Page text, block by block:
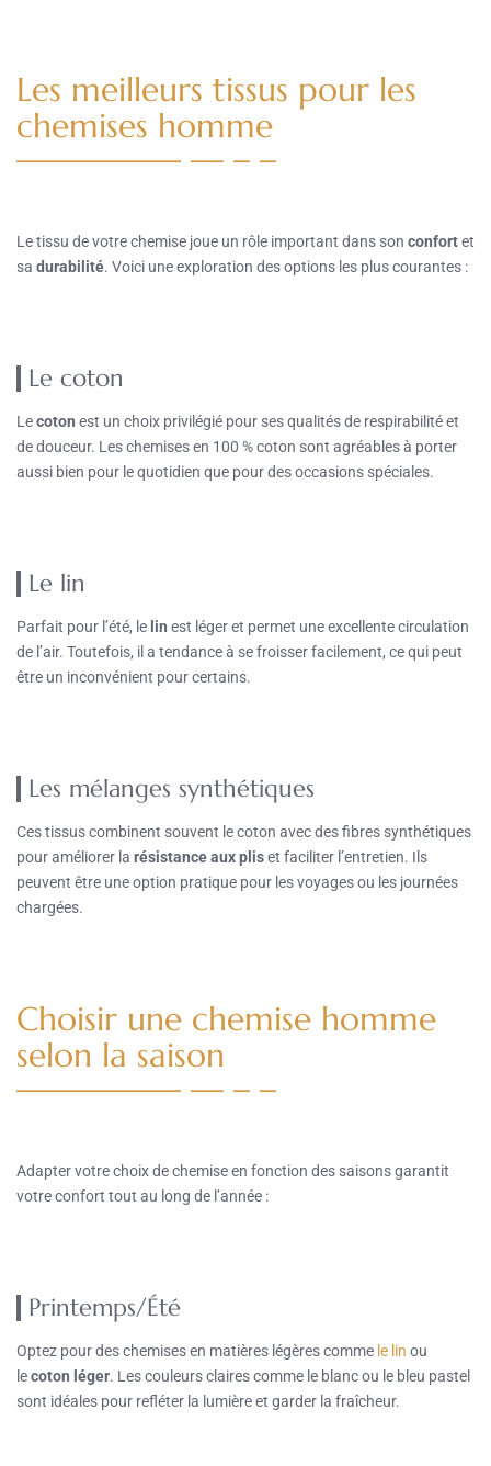
Les meilleurs tissus pour les
chemises homme
Le tissu de votre chemise joue un rôle important dans son confortet
sa durabilité. Voici une exploration des options les plus courantes :
Le coton
Lecoton est un choix privilégié pour ses qualités de respirabilité et
de douceur. Les chemises en 100 % coton sont agréables à porter
aussi bien pour le quotidien que pour des occasions spéciales.
Le lin
Parfait pour l’été, le lin est léger et permet une excellente circulation
de l’air. Toutefois, il a tendance à se froisser facilement, ce qui peut
être un inconvénient pour certains.
Les mélanges synthétiques
Ces tissus combinent souvent le coton avec des fibres synthétiques
pour améliorer la résistance aux pliset faciliter l’entretien. Ils
peuvent être une option pratique pour les voyages ou les journées
chargées.
Choisir une chemise homme
selon la saison
Adapter votre choix de chemise en fonction des saisons garantit
votre confort tout au long de l’année :
Printemps/Été
Optez pour des chemises en matières légères comme le lin ou
lecoton léger. Les couleurs claires comme le blanc ou le bleu pastel
sont idéales pour refléter la lumière et garder la fraîcheur.